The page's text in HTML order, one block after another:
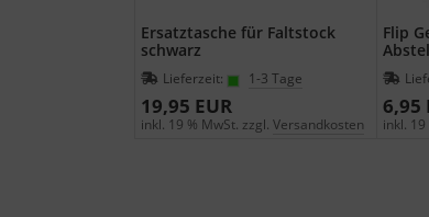
Ersatztasche für Faltstock
schwarz
Lieferzeit: 1-3 Tage
19,95 EUR
inkl. 19 % MwSt. zzgl. Versandkosten
Flip
6,95
inkl. 19